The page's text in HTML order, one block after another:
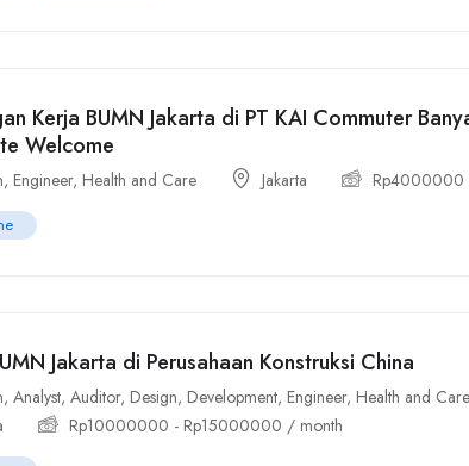
Kerja BUMN Jakarta di PT KAI Commuter
Welcome
, Engineer, Health and Care Jakarta Rp4000000
Jakarta di Perusahaan Konstruksi China
, Analyst, Auditor, Design, Development, Engineer, Health and Care
Rp10000000 - Rp15000000 / month